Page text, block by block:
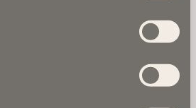
Julkaisemme uusimmat